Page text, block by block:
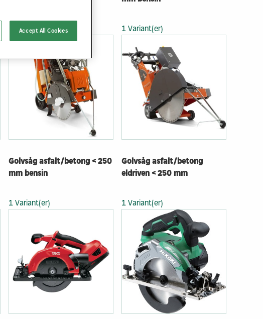
1 Variant(er) 1 Variant(er)
Golvsåg asfalt/betong < 250
mm bensin
1 Variant(er)
Golvsåg asfalt/betong
eldriven < 250 mm
1 Variant(er)
Accept All Cookies